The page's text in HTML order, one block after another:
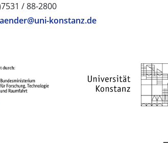
/ 88-2800
konstanz.de